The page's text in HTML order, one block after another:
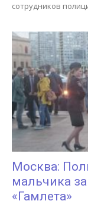
сотрудников
Москва:
мальчика
«Гамлета»